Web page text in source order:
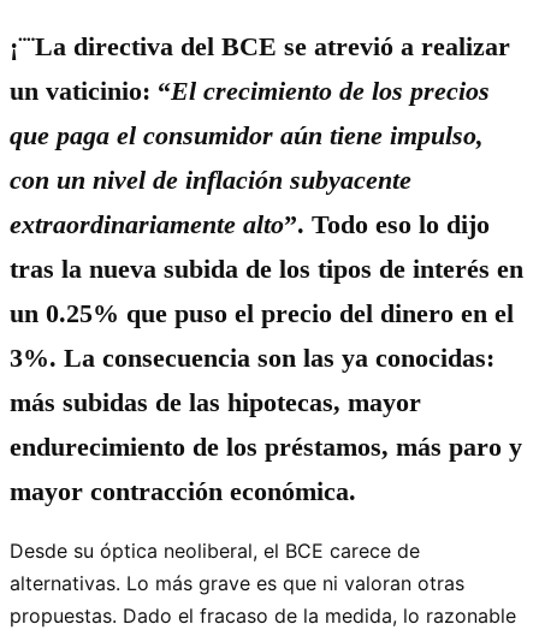
¡¨¨La directiva del BCE se atrevió a realizar
un vaticinio: “El crecimiento de los precios
que paga el consumidor aún tiene impulso,
con un nivel de inflación subyacente
extraordinariamente alto”. Todo eso lo dijo
tras la nueva subida de los tipos de interés en
un 0.25% que puso el precio del dinero en el
3%. La consecuencia son las ya conocidas:
más subidas de las hipotecas, mayor
endurecimiento de los préstamos, más paro y
mayor contracción económica.
Desde su óptica neoliberal, el BCE carece de
alternativas. Lo más grave es que ni valoran otras
propuestas. Dado el fracaso de la medida, lo razonable